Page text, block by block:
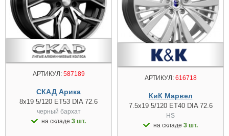
АРТИКУЛ:587189
СКАД Арика
8x19 5/120 ET53 DIA 72.6
черный бархат
на складе 3 шт.
АРТИКУЛ:616718
КиК Марвел
7.5x19 5/120 ET40 DIA 72.6
HS
на складе 3 шт.